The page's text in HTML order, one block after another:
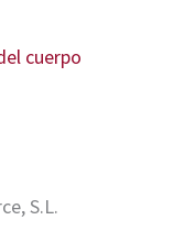
cuerpo
S.L.